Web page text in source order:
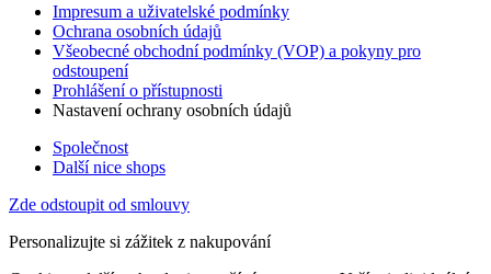
Impresum a uživatelské podmínky
Ochrana osobních údajů
Všeobecné obchodní podmínky (VOP) a pokyny pro
odstoupení
Prohlášení o přístupnosti
Nastavení ochrany osobních údajů
Společnost
Další nice shops
Zde odstoupit od smlouvy
Personalizujte si zážitek z nakupování